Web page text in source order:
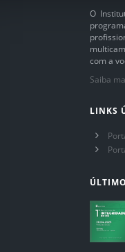
O
com a
Saiba
LINKS